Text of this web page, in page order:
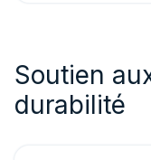
Soutien
durabilité